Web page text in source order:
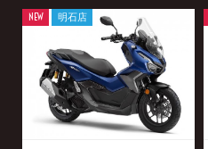
NEW 明石店